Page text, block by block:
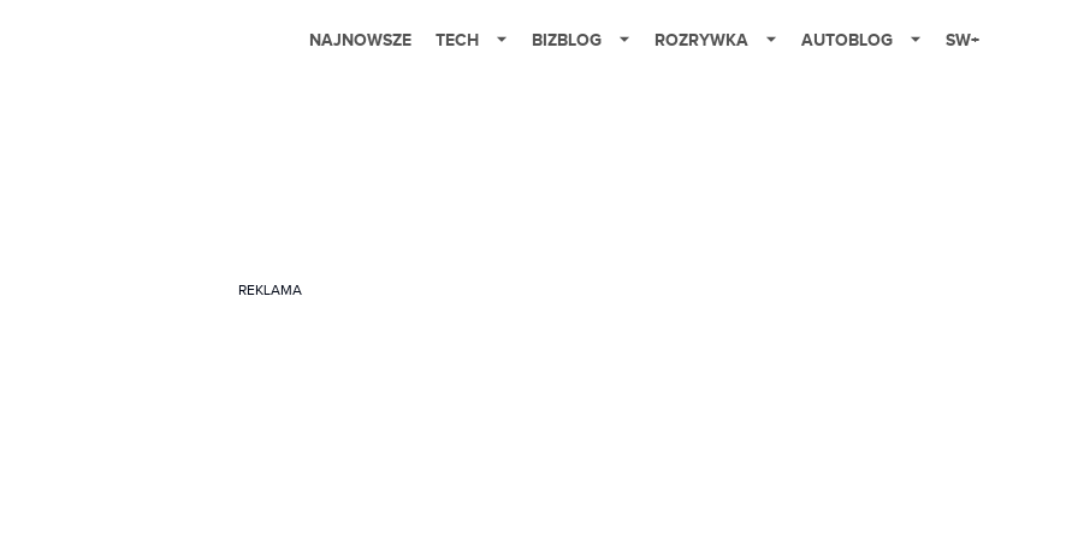
NAJNOWSZE TECH BIZBLOG ROZRYWKA AUTOBLOG SW+
REKLAMA